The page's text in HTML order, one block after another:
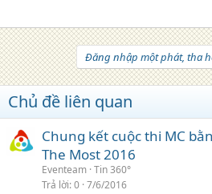
Đăng nhập một phát, tha
Chủ đề liên quan
Chung kết cuộc thi MC
The Most 2016
Eventeam Tin 360°
Trả lời 0 7/6/2016